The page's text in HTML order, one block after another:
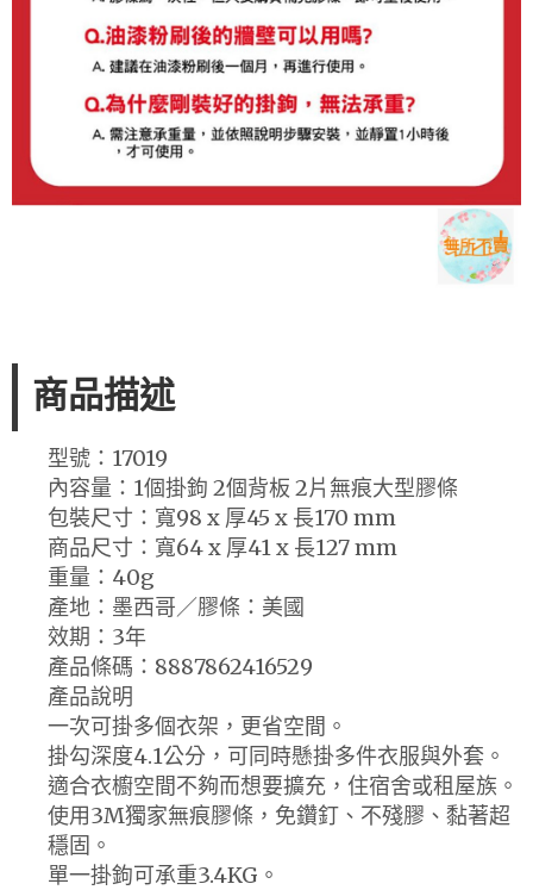
商品描述
型號：17019
內容量：1個掛鉤 2個背板 2片無痕大型膠條
包裝尺寸：寬98 x 厚45 x 長170 mm
商品尺寸：寬64 x 厚41 x 長127 mm
重量：40g
產地：墨西哥／膠條：美國
效期：3年
產品條碼：8887862416529
產品說明
一次可掛多個衣架，更省空間。
掛勾深度4.1公分，可同時懸掛多件衣服與外套。
適合衣櫥空間不夠而想要擴充，住宿舍或租屋族。
使用3M獨家無痕膠條，免鑽釘、不殘膠、黏著超
穩固。
單一掛鉤可承重3.4KG。